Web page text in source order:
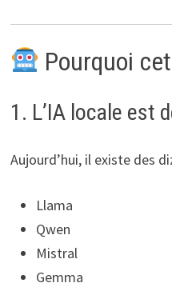
Pourquoi
1. L’IA locale est
Aujourd’hui, il existe des
Llama
Qwen
Mistral
Gemma